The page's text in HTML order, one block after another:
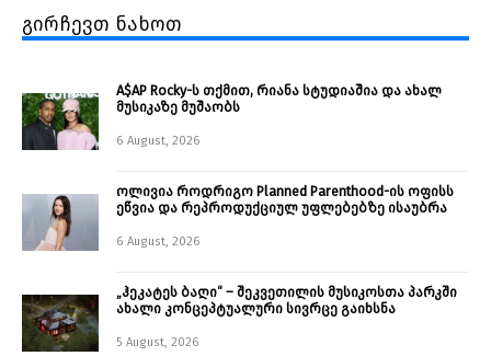
გირჩევთ ნახოთ
A$AP Rocky-ს თქმით, რიანა სტუდიაშია და ახალ
მუსიკაზე მუშაობს
6 August, 2026
ოლივია როდრიგო Planned Parenthood-ის ოფისს
ეწვია და რეპროდუქციულ უფლებებზე ისაუბრა
6 August, 2026
„ჰეკატეს ბაღი“ – შეკვეთილის მუსიკოსთა პარკში
ახალი კონცეპტუალური სივრცე გაიხსნა ￼
5 August, 2026